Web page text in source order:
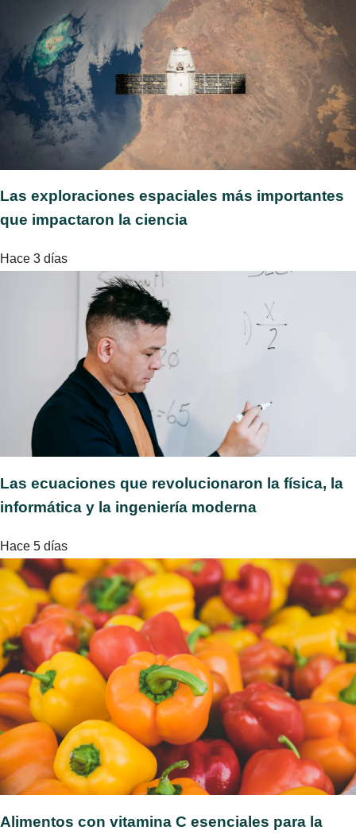
Las exploraciones espaciales más importantes
que impactaron la ciencia
Hace 3 días
Las ecuaciones que revolucionaron la física, la
informática y la ingeniería moderna
Hace 5 días
Alimentos con vitamina C esenciales para la